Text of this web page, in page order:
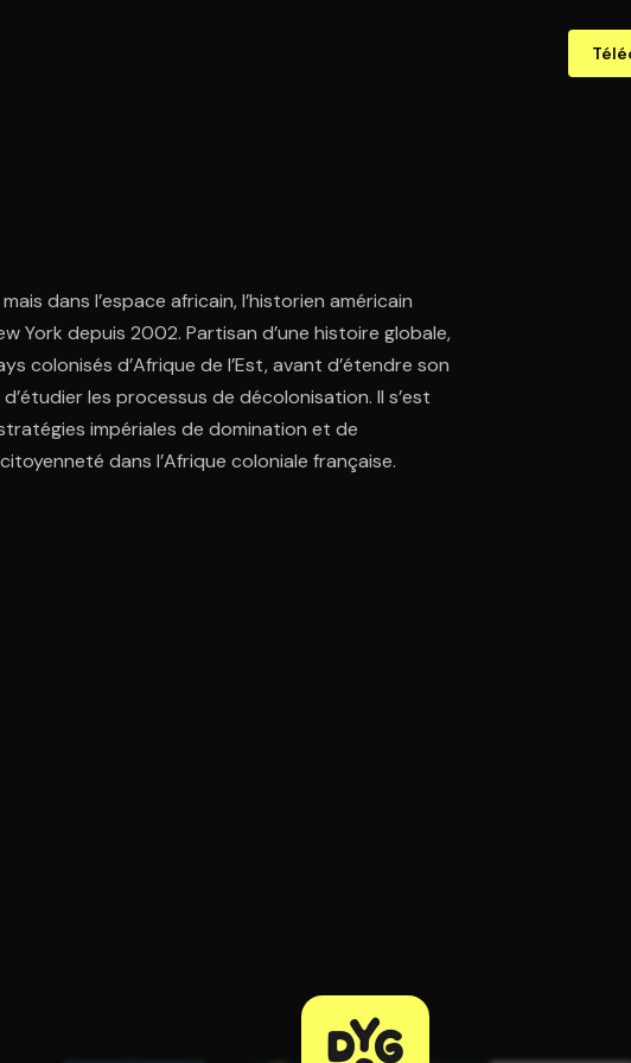
dans l’espace africain, l’historien américain
York depuis 2002. Partisan d’une histoire globale,
colonisés d’Afrique de l’Est, avant d’étendre son
les processus de décolonisation. Il s’est
impériales de domination et de
dans l’Afrique coloniale française.